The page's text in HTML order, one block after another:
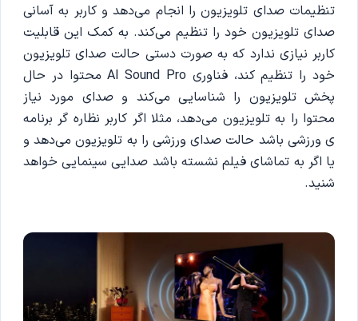
تنظیمات صدای تلویزیون را انجام می‌دهد و کاربر به آسانی
صدای تلویزیون خود را تنظیم می‌کند. به کمک این قابلیت
کاربر نیازی ندارد که به صورت دستی حالت صدای تلویزیون
خود را تنظیم کند، فناوری Al Sound Pro محتوا در حال
پخش تلویزیون را شناسایی می‌کند و صدای مورد نیاز
محتوا را به تلویزیون می‌دهد، مثلا اگر کاربر نظاره گر برنامه
ی ورزشی باشد حالت صدای ورزشی را به تلویزیون می‌دهد و
یا اگر به تماشای فیلم نشسته باشد صدایی سینمایی خواهد
شنید.